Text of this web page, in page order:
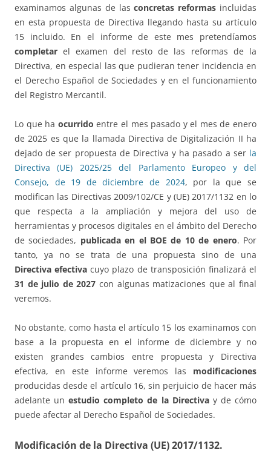
examinamos algunas de lasconcretas reformas incluidas
en esta propuesta de Directiva llegando hasta su artículo
15 incluido. En el informe de este mes pretendíamos
completar el examen del resto de las reformas de la
Directiva, en especial las que pudieran tener incidencia en
el Derecho Español de Sociedades y en el funcionamiento
del Registro Mercantil.
Lo que ha ocurrido entre el mes pasado y el mes de enero
de 2025 es que la llamada Directiva de Digitalización II ha
dejado de ser propuesta de Directiva y ha pasado a ser la
Directiva (UE) 2025/25 del Parlamento Europeo y del
Consejo, de 19 de diciembre de 2024, por la que se
modifican las Directivas 2009/102/CE y (UE) 2017/1132 en lo
que respecta a la ampliación y mejora del uso de
herramientas y procesos digitales en el ámbito del Derecho
de sociedades, publicada en el BOE de 10 de enero. Por
tanto, ya no se trata de una propuesta sino de una
Directiva efectiva cuyo plazo de transposición finalizará el
31 de julio de 2027 con algunas matizaciones que al final
veremos.
No obstante, como hasta el artículo 15 los examinamos con
base a la propuesta en el informe de diciembre y no
existen grandes cambios entre propuesta y Directiva
efectiva, en este informe veremos las modificaciones
producidas desde el artículo 16, sin perjuicio de hacer más
adelante unestudio completo de la Directivay de cómo
puede afectar al Derecho Español de Sociedades.
Modificación de la Directiva (UE) 2017/1132.